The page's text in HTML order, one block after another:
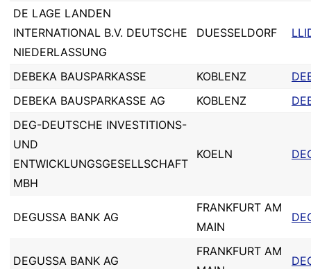
DE LAGE LANDEN
INTERNATIONAL B.V. DEUTSCHE
NIEDERLASSUNG
DUESSELDORF
DEBEKA BAUSPARKASSE KOBLENZ
DEBEKA BAUSPARKASSE AG
KOBLENZ
DEG-DEUTSCHE INVESTITIONS-
UND
ENTWICKLUNGSGESELLSCHAFT
MBH
KOELN
DEGUSSA BANK AG
FRANKFURT AM
MAIN
DEGUSSA BANK AG
FRANKFURT AM